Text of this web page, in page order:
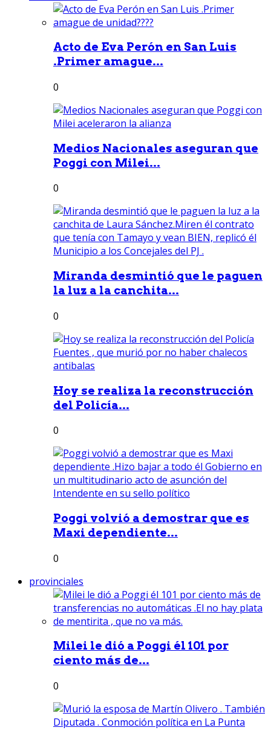
Acto de Eva Perón en San Luis
.Primer amague...
0
Medios Nacionales aseguran que
Poggi con Milei...
0
Miranda desmintió que le paguen
la luz a la canchita...
0
Hoy se realiza la reconstrucción
del Policía...
0
Poggi volvió a demostrar que es
Maxi dependiente...
0
provinciales
Milei le dió a Poggi él 101 por
ciento más de...
0